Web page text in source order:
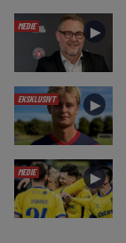
MEDIE ►
EKSKLUSIVT ►
MEDIE ►